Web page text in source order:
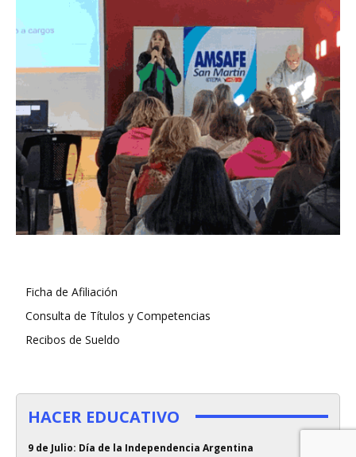
Ficha de Afiliación
Consulta de Títulos y Competencias
Recibos de Sueldo
HACER EDUCATIVO
9 de Julio: Día de la Independencia Argentina